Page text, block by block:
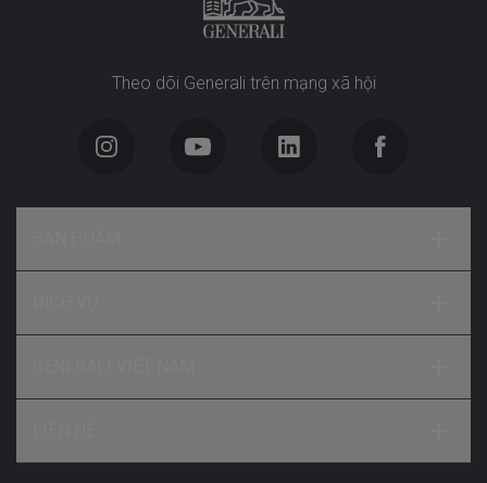
Theo dõi Generali trên mạng xã hội